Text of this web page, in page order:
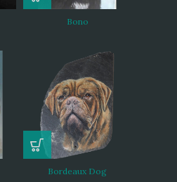
Bono
Bordeaux Dog